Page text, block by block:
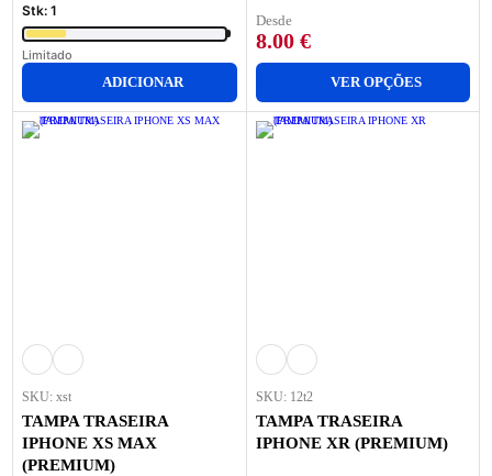
Stk: 1
Limitado
ADICIONAR
Desde
8.00 €
VER OPÇÕES
SKU: xst
TAMPA TRASEIRA
IPHONE XS MAX
(PREMIUM)
SKU: 12t2
TAMPA TRASEIRA
IPHONE XR (PREMIUM)